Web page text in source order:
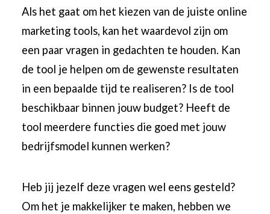
Als het gaat om het kiezen van de juiste online
marketing tools, kan het waardevol zijn om
een paar vragen in gedachten te houden. Kan
de tool je helpen om de gewenste resultaten
in een bepaalde tijd te realiseren? Is de tool
beschikbaar binnen jouw budget? Heeft de
tool meerdere functies die goed met jouw
bedrijfsmodel kunnen werken?
Heb jij jezelf deze vragen wel eens gesteld?
Om het je makkelijker te maken, hebben we